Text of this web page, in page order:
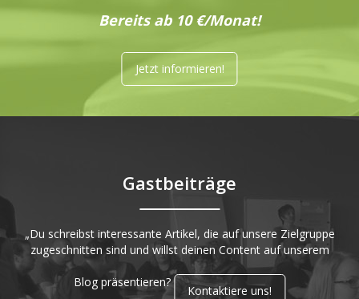
Bereits ab 10 €/Monat!
Jetzt informieren!
Gastbeiträge
„Du schreibst interessante Artikel, die auf unsere Zielgruppe
zugeschnitten sind und willst deinen Content auf unserem
Blog präsentieren?
Kontaktiere uns!